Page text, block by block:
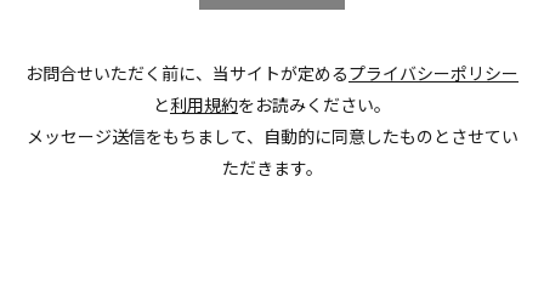
お問合せいただく前に、当サイトが定めるプライバシーポリシー
と利用規約をお読みください。
メッセージ送信をもちまして、自動的に同意したものとさせてい
ただきます。